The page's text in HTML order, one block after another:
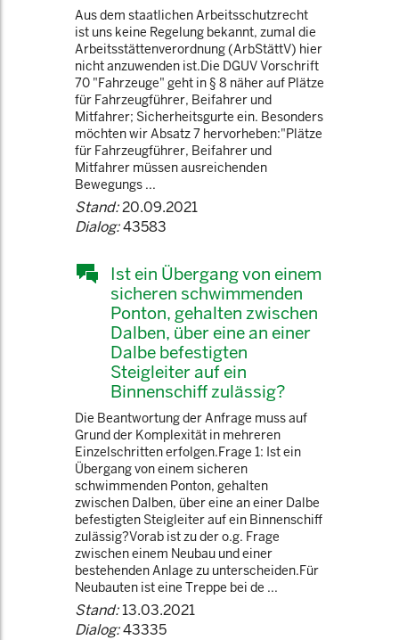
Aus dem staatlichen Arbeitsschutzrecht
ist uns keine Regelung bekannt, zumal die
Arbeitsstättenverordnung (ArbStättV) hier
nicht anzuwenden ist.Die DGUV Vorschrift
70 "Fahrzeuge" geht in § 8 näher auf Plätze
für Fahrzeugführer, Beifahrer und
Mitfahrer; Sicherheitsgurte ein. Besonders
möchten wir Absatz 7 hervorheben:"Plätze
für Fahrzeugführer, Beifahrer und
Mitfahrer müssen ausreichenden
Bewegungs ...
Stand:20.09.2021
Dialog:43583
Ist ein Übergang von einem
sicheren schwimmenden
Ponton, gehalten zwischen
Dalben, über eine an einer
Dalbe befestigten
Steigleiter auf ein
Binnenschiff zulässig?
Die Beantwortung der Anfrage muss auf
Grund der Komplexität in mehreren
Einzelschritten erfolgen.Frage 1: Ist ein
Übergang von einem sicheren
schwimmenden Ponton, gehalten
zwischen Dalben, über eine an einer Dalbe
befestigten Steigleiter auf ein Binnenschiff
zulässig?Vorab ist zu der o.g. Frage
zwischen einem Neubau und einer
bestehenden Anlage zu unterscheiden.Für
Neubauten ist eine Treppe bei de ...
Stand:13.03.2021
Dialog:43335